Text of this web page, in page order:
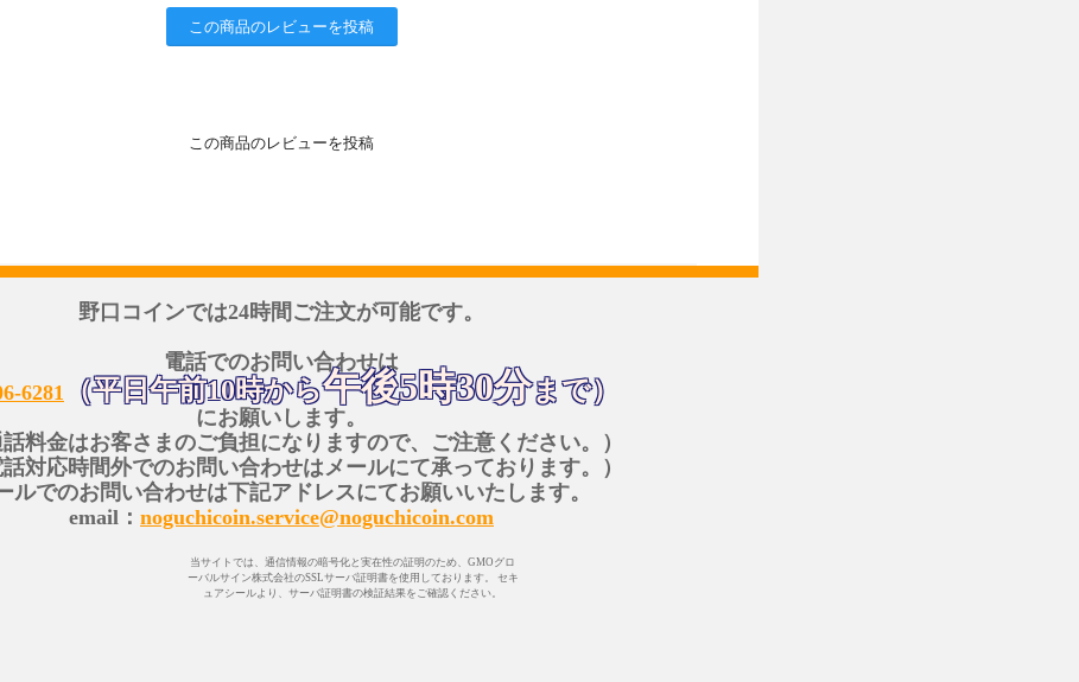
この商品のレビューを投稿
この商品のレビューを投稿
野口コインでは24時間ご注文が可能です。
電話でのお問い合わせは
6281
（平日午前10時から午後5時30分まで）
にお願いします。
料金はお客さまのご負担になりますので、ご注意ください。）
対応時間外でのお問い合わせはメールにて承っております。）
ルでのお問い合わせは下記アドレスにてお願いいたします。
email： noguchicoin.service@noguchicoin.com
当サイトでは、通信情報の暗号化と実在性の証明のため、GMOグロ
ーバルサイン株式会社のSSLサーバ証明書を使用しております。 セキ
ュアシールより、サーバ証明書の検証結果をご確認ください。